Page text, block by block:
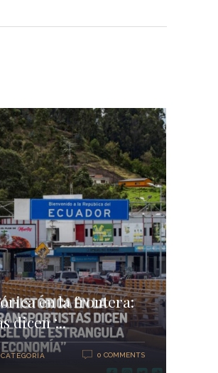
en la frontera:
dicen ‘...
0 COMMENTS